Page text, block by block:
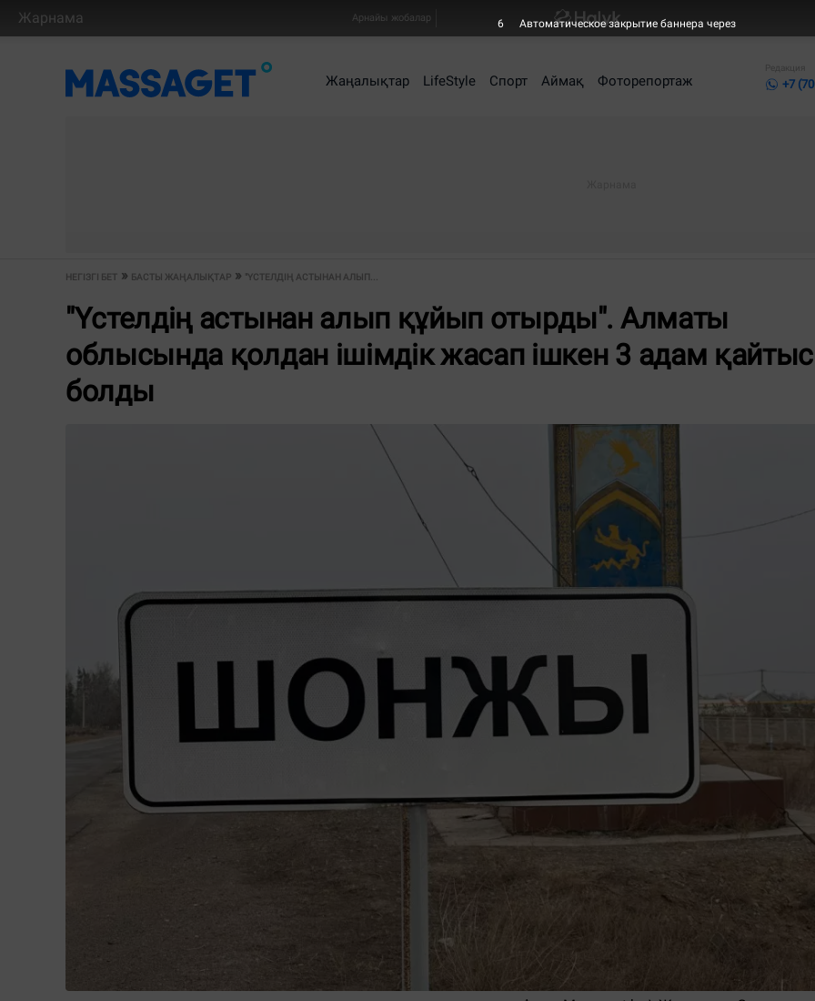
Жарнама Арнайы жобалар
Жаңалықтар LifeStyle Спорт Аймақ Фоторепортаж
Редакция
+7
НЕГІЗГІ БЕТ БАСТЫ ЖАҢАЛЫҚТАР "ҮСТЕЛДІҢ АСТЫНАН АЛЫП...
"Үстелдің астынан алып құйып отырды". Алматы
облысында қолдан ішімдік жасап ішкен 3 адам қайтыс
болды
4 Автоматическое закрытие баннера через